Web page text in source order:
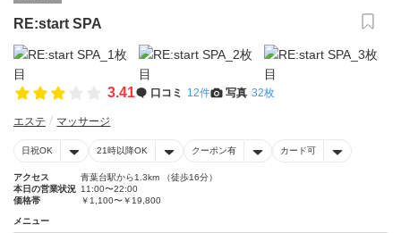
RE:start SPA
3.41 口コミ 12件 写真 32枚
エステ マッサージ
日祝OK 21時以降OK クーポン有 カード可
アクセス
青葉台駅から1.3km （徒歩16分）
本日の営業状況 11:00〜22:00
価格帯
￥1,100〜￥19,800
メニュー